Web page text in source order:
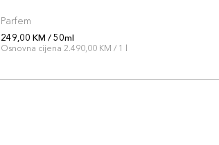
Parfem
249,00 KM / 50ml
Osnovna cijena 2.490,00 KM / 1 l